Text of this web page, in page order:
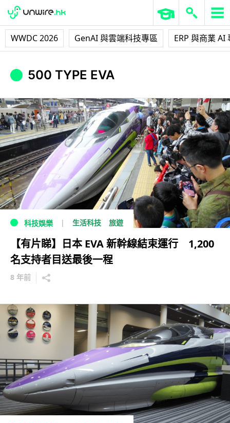
WWDC 2026 GenAI 與雲端科技專區 ERP 與商業 AI
500 TYPE EVA
科技娛樂 生活科技 旅遊
【有片睇】日本 EVA 新幹線結束運行 1,200
名支持者目送最後一程
8 年前